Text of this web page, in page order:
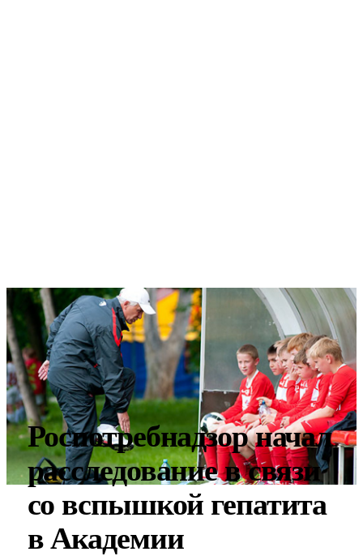
Роспотребнадзор начал
расследование в связи
со вспышкой гепатита
в Академии